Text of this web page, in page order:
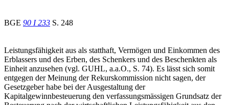
BGE 90 I 233 S. 248
Leistungsfähigkeit aus als statthaft, Vermögen und Einkommen des
Erblassers und des Erben, des Schenkers und des Beschenkten als
Einheit anzusehen (vgl. GUHL, a.a.O., S. 74). Es lässt sich somit
entgegen der Meinung der Rekurskommission nicht sagen, der
Gesetzgeber habe bei der Ausgestaltung der
Kapitalgewinnbesteuerung den verfassungsmässigen Grundsatz der